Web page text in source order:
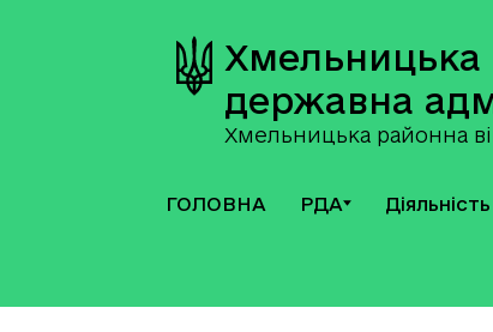
Хмельницька
державна
Хмельницька районна
ГОЛОВНА РДА